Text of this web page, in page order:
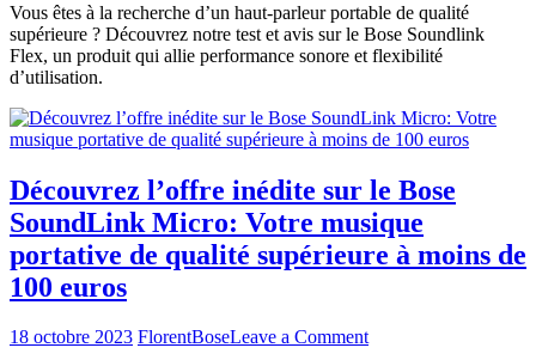
et
avis
sur
Soundlink
Flex
Vous êtes à la recherche d’un haut-parleur portable de qualité
supérieure ? Découvrez notre test et avis sur le Bose Soundlink
Flex, un produit qui allie performance sonore et flexibilité
d’utilisation.
Découvrez l’offre inédite sur le Bose
SoundLink Micro: Votre musique
portative de qualité supérieure à moins de
100 euros
18 octobre 2023 FlorentBoseLeave a Commenton